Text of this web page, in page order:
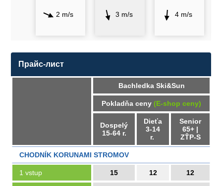
2 m/s 3 m/s 4 m/s
Прайс-лист
Bachledka Ski&Sun
Pokladňa ceny (E-shop ceny)
Dospelý
15-64 r.
Dieťa
3-14
r.
Senior
65+ |
ZŤP-S
CHODNÍK KORUNAMI STROMOV
1 vstup 15 12 12